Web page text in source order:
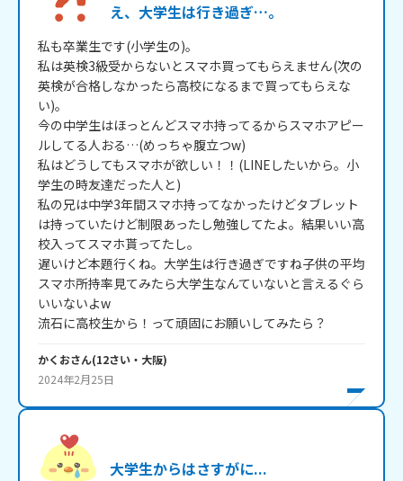
え、大学生は行き過ぎ…。
私も卒業生です(小学生の)。
私は英検3級受からないとスマホ買ってもらえません(次の
英検が合格しなかったら高校になるまで買ってもらえな
い)。
今の中学生はほっとんどスマホ持ってるからスマホアピー
ルしてる人おる…(めっちゃ腹立つw)
私はどうしてもスマホが欲しい！！(LINEしたいから。小
学生の時友達だった人と)
私の兄は中学3年間スマホ持ってなかったけどタブレット
は持っていたけど制限あったし勉強してたよ。結果いい高
校入ってスマホ貰ってたし。
遅いけど本題行くね。大学生は行き過ぎですね子供の平均
スマホ所持率見てみたら大学生なんていないと言えるぐら
いいないよw
流石に高校生から！って頑固にお願いしてみたら？
かくおさん(12さい・ 大阪)
2024年2月25日
大学生からはさすがに...